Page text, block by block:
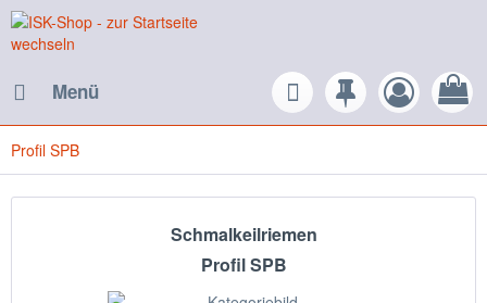
Menü
Profil SPB
Schmalkeilriemen
Profil SPB